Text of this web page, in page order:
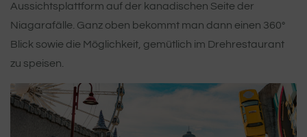
Aussichtsplattform auf der kanadischen Seite der
Niagarafälle. Ganz oben bekommt man dann einen 360°
Blick sowie die Möglichkeit, gemütlich im Drehrestaurant
zu speisen.